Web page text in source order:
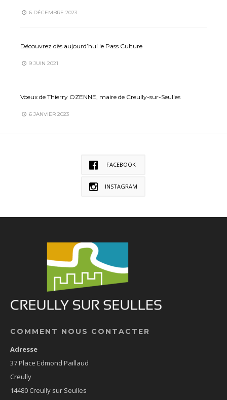
6 DÉCEMBRE 2023
Découvrez dès aujourd’hui le Pass Culture
9 JUIN 2021
Voeux de Thierry OZENNE, maire de Creully-sur-Seulles
6 JANVIER 2023
FACEBOOK
INSTAGRAM
COMMENT NOUS CONTACTER
Adresse
37 Place Edmond Paillaud
Creully
14480 Creully sur Seulles